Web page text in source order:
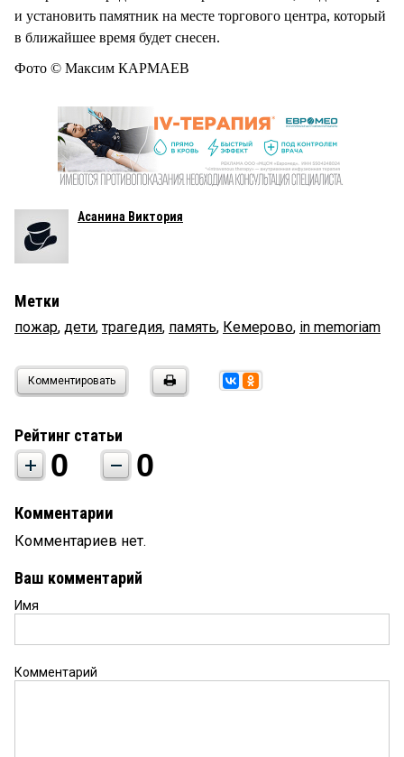
и установить памятник на месте торгового центра, который
в ближайшее время будет снесен.
Фото © Максим КАРМАЕВ
Асанина Виктория
Метки
пожар, дети,трагедия, память, Кемерово, in memoriam
Комментировать
Рейтинг статьи
0 0
Комментарии
Комментариев нет.
Ваш комментарий
Имя
Комментарий